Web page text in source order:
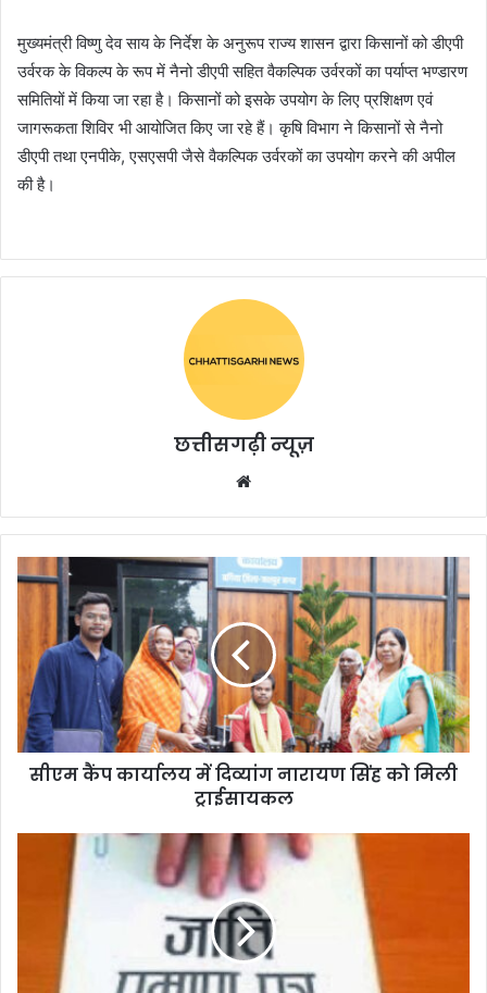
मुख्यमंत्री विष्णु देव साय के निर्देश के अनुरूप राज्य शासन द्वारा किसानों को डीएपी
उर्वरक के विकल्प के रूप में नैनो डीएपी सहित वैकल्पिक उर्वरकों का पर्याप्त भण्डारण
समितियों में किया जा रहा है। किसानों को इसके उपयोग के लिए प्रशिक्षण एवं
जागरूकता शिविर भी आयोजित किए जा रहे हैं। कृषि विभाग ने किसानों से नैनो
डीएपी तथा एनपीके, एसएसपी जैसे वैकल्पिक उर्वरकों का उपयोग करने की अपील
की है।
छत्तीसगढ़ी न्यूज़
सीएम कैंप कार्यालय में दिव्यांग नारायण सिंह को मिली
ट्राईसायकल